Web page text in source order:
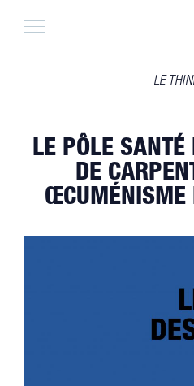
LE
LE PÔLE
DE
ŒCUMÉNISME